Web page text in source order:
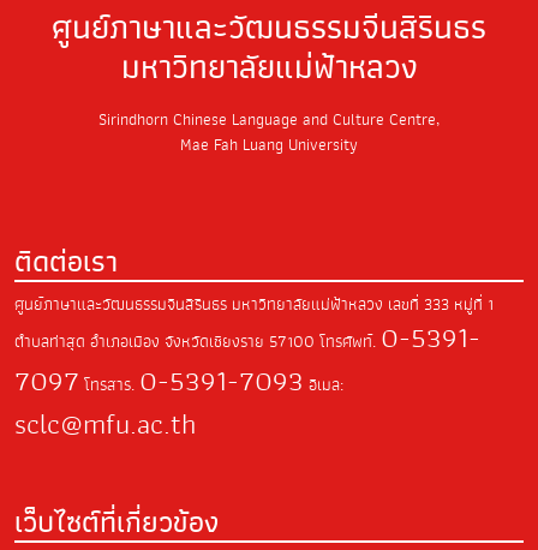
ศูนย์ภาษาและวัฒนธรรมจีนสิรินธร
มหาวิทยาลัยแม่ฟ้าหลวง
Sirindhorn Chinese Language and Culture Centre,
Mae Fah Luang University
ติดต่อเรา
ศูนย์ภาษาและวัฒนธรรมจีนสิรินธร มหาวิทยาลัยแม่ฟ้าหลวง เลขที่ 333 หมู่ที่ 1
ตำบลท่าสุด อำเภอเมือง จังหวัดเชียงราย 57100 โทรศัพท์. 0-5391-
7097 โทรสาร. 0-5391-7093 อีเมล:
sclc@mfu.ac.th
เว็บไซต์ที่เกี่ยวข้อง